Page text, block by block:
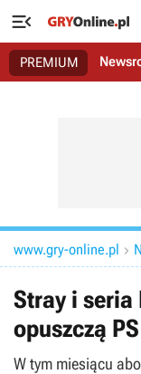

PREMIUM
www.gry-online.pl 
Stray i seria
opuszczą
W tym miesiącu